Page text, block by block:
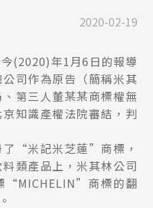
2020-02-19
(2020)年1月6日的報導
司作為原告（簡稱米其
第三人董某某商標權無
知識產權法院審結，判
“米記米芝蓮”商標，
類產品上，米其林公司
“MICHELIN”商標的翻